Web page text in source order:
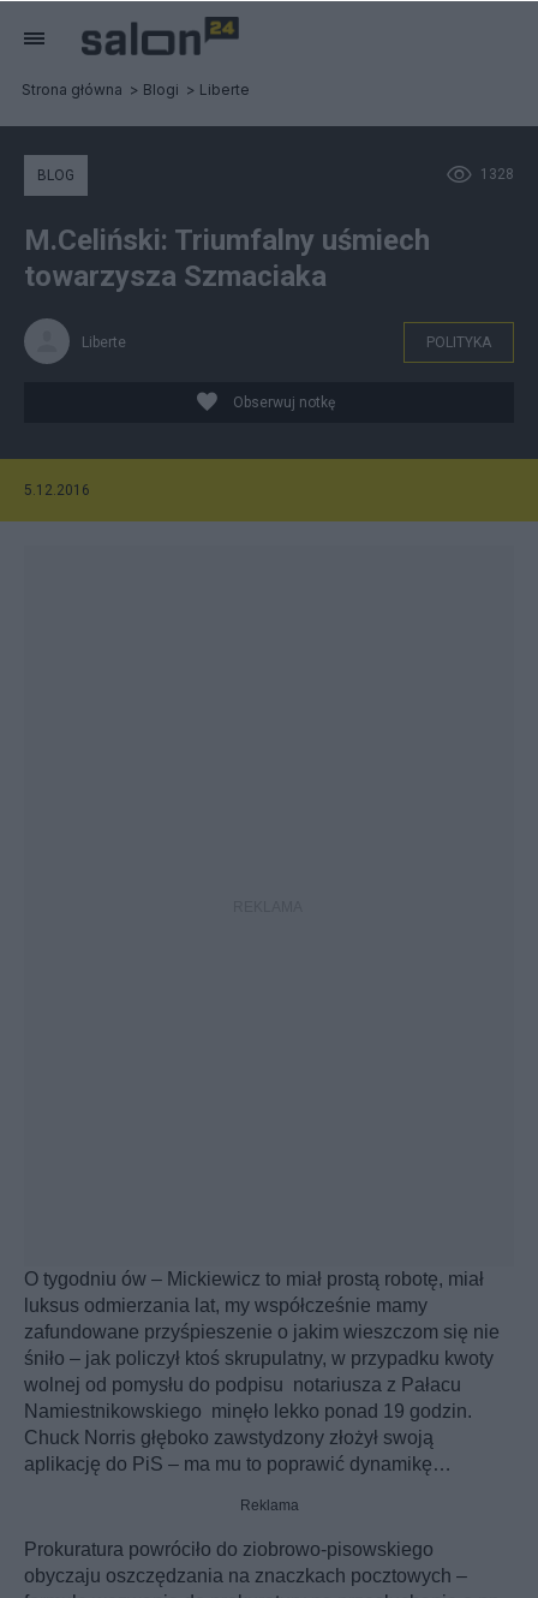
Strona główna Blogi Liberte
1328
BLOG
M.Celiński: Triumfalny uśmiech
towarzysza Szmaciaka
Liberte POLITYKA
Obserwuj notkę
5.12.2016
O tygodniu ów – Mickiewicz to miał prostą robotę, miał
luksus odmierzania lat, my współcześnie mamy
zafundowane przyśpieszenie o jakim wieszczom się nie
śniło – jak policzył ktoś skrupulatny, w przypadku kwoty
wolnej od pomysłu do podpisu notariusza z Pałacu
Namiestnikowskiego minęło lekko ponad 19 godzin.
Chuck Norris głęboko zawstydzony złożył swoją
aplikację do PiS – ma mu to poprawić dynamikę…
Reklama
Prokuratura powróciło do ziobrowo-pisowskiego
obyczaju oszczędzania na znaczkach pocztowych –